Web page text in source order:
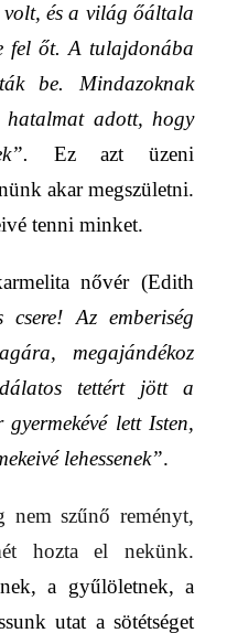
és a világ őáltala
fel őt. A tulajdonába
be. Mindazoknak
hatalmat adott, hogy
Ez azt üzeni
akar megszületni.
tenni minket.
nővér (Edith
csere! Az emberiség
megajándékoz
tettért jött a
lett Isten,
lehessenek”.
nem szűnő reményt,
hozta el nekünk.
a gyűlöletnek, a
utat a sötétséget